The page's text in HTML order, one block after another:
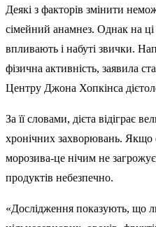
Деякі з факторів змінити
сімейний анамнез. Однак на
впливають і набуті звички.
фізична активність, заявила
Центру Джона Хопкінса
За її словами, дієта відіграє
хронічних захворювань. Якщо
морозива-це нічим не
продуктів небезпечно.
«Дослідження показують, що